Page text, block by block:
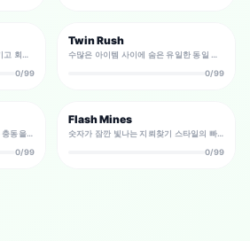
감각적인 스피드 퍼즐. 조각을 옮기고 회전해 맞춰보세요 — 직관과 컨트롤이 곧 시간입니다.
0/99
Twin Rush
수많은 아이템 사이에 숨은 유일한 동일 페어를 즉시 찾아내는 시각 탐색 스피드 게임.
0/99
"4 4 4"는 몇 개? 숫자를 읽으려는 충동을 억제하고 개수로 답하는 카운팅 스트룹식 타임어택.
0/99
Flash Mines
숫자가 잠깐 빛나는 지뢰찾기 스타일의 빠른 인지 게임. 단서를 기억해 안전한 칸을 추론하고 보드를 클리어하세요.
0/99